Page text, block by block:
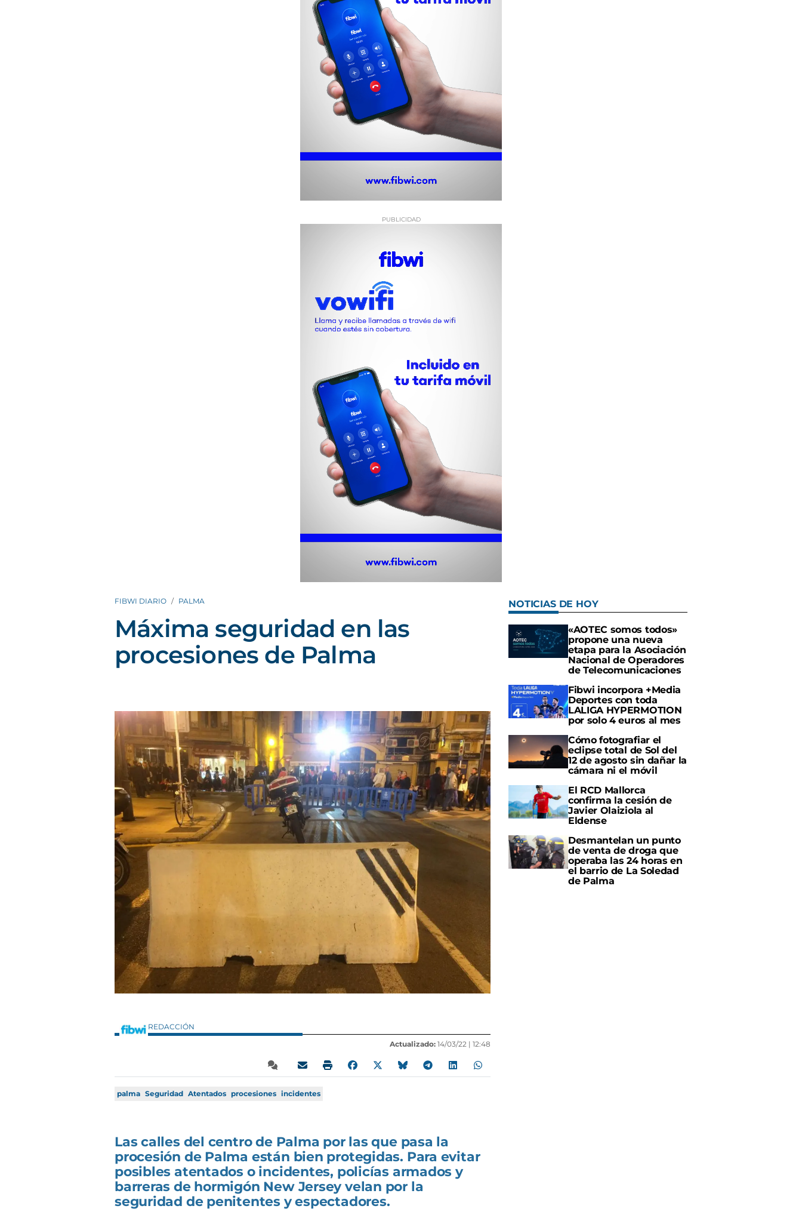
FIBWI DIARIO PALMA
Máxima seguridad en las
procesiones de Palma
REDACCIÓN
Actualizado: 14/03/22 | 12:48
palma Seguridad Atentados procesiones incidentes
Las calles del centro de Palma por las que pasa la
procesión de Palma están bien protegidas. Para evitar
posibles atentados o incidentes, policías armados y
barreras de hormigón New Jersey velan por la
seguridad de penitentes y espectadores.
NOTICIAS DE HOY
«AOTEC somos todos»
propone una nueva
etapa para la Asociación
Nacional de Operadores
de Telecomunicaciones
Fibwi incorpora +Media
Deportes con toda
LALIGA HYPERMOTION
por solo 4 euros al mes
Cómo fotografiar el
eclipse total de Sol del
12 de agosto sin dañar la
cámara ni el móvil
El RCD Mallorca
confirma la cesión de
Javier Olaiziola al
Eldense
Desmantelan un punto
de venta de droga que
operaba las 24 horas en
el barrio de La Soledad
de Palma